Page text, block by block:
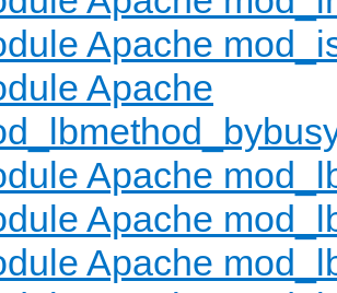
Apache
Apache
Apache
Apache
Apache